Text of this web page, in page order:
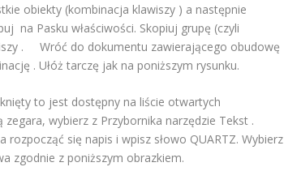
obiekty (kombinacja klawiszy ) a następnie
na Pasku właściwości. Skopiuj grupę (czyli
. Wróć do dokumentu zawierającego obudowę
. Ułóż tarczę jak na poniższym rysunku.
to jest dostępny na liście otwartych
wybierz z Przybornika narzędzie Tekst .
się napis i wpisz słowo QUARTZ. Wybierz
zgodnie z poniższym obrazkiem.